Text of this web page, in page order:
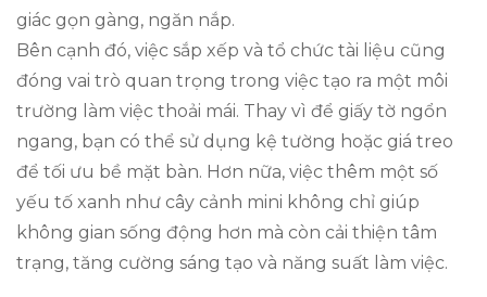
giác gọn gàng, ngăn nắp.
Bên cạnh đó, việc sắp xếp và tổ chức tài liệu cũng
đóng vai trò quan trọng trong việc tạo ra một môi
trường làm việc thoải mái. Thay vì để giấy tờ ngổn
ngang, bạn có thể sử dụng kệ tường hoặc giá treo
để tối ưu bề mặt bàn. Hơn nữa, việc thêm một số
yếu tố xanh như cây cảnh mini không chỉ giúp
không gian sống động hơn mà còn cải thiện tâm
trạng, tăng cường sáng tạo và năng suất làm việc.